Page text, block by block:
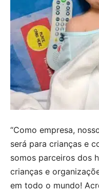
“Como empresa,
será para crianças e
somos parceiros dos
crianças e
em todo o mundo!